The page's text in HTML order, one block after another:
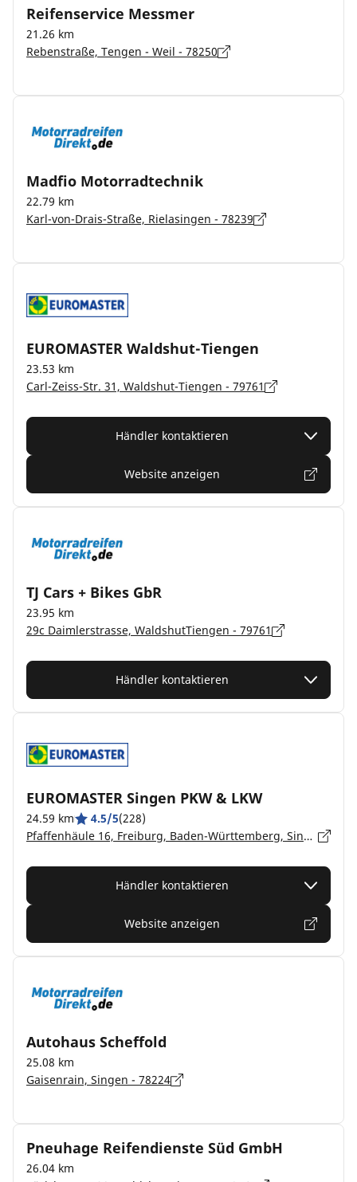
Reifenservice Messmer
21.26 km
Rebenstraße, Tengen - Weil - 78250
Madfio Motorradtechnik
22.79 km
Karl-von-Drais-Straße, Rielasingen - 78239
EUROMASTER Waldshut-Tiengen
23.53 km
Carl-Zeiss-Str. 31, Waldshut-Tiengen - 79761
Händler kontaktieren
Website anzeigen
TJ Cars + Bikes GbR
23.95 km
29c Daimlerstrasse, WaldshutTiengen - 79761
Händler kontaktieren
EUROMASTER Singen PKW & LKW
24.59 km 4.5/5(228)
Pfaffenhäule 16, Freiburg, Baden-Württemberg, Singen - 78224
Händler kontaktieren
Website anzeigen
Autohaus Scheffold
25.08 km
Gaisenrain, Singen - 78224
Pneuhage Reifendienste Süd GmbH
26.04 km